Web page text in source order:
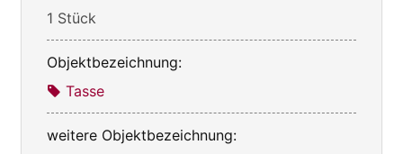
1 Stück
Objektbezeichnung:
Tasse
weitere Objektbezeichnung: